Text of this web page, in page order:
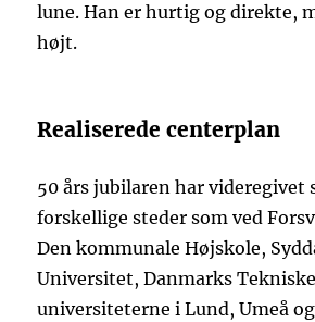
lune. Han er hurtig og direkte,
højt.
Realiserede centerplan
50 års jubilaren har videregivet
forskellige steder som ved
Den kommunale Højskole,
Universitet, Danmarks
universiteterne i Lund, Umeå